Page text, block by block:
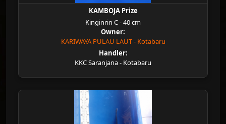
KAMBOJA Prize
Kinginrin C - 40 cm
Owner:
KARIWAYA PULAU LAUT - Kotabaru
Handler:
KKC Saranjana - Kotabaru